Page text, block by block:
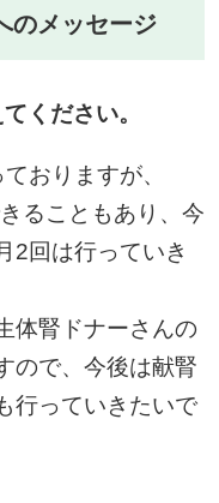
のメッセージ
ください。
おりますが、
ることもあり、今
2回は行っていき
体腎ドナーさんの
ので、今後は献腎
行っていきたいで